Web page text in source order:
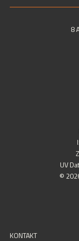
8
UV
©
KONTAKT